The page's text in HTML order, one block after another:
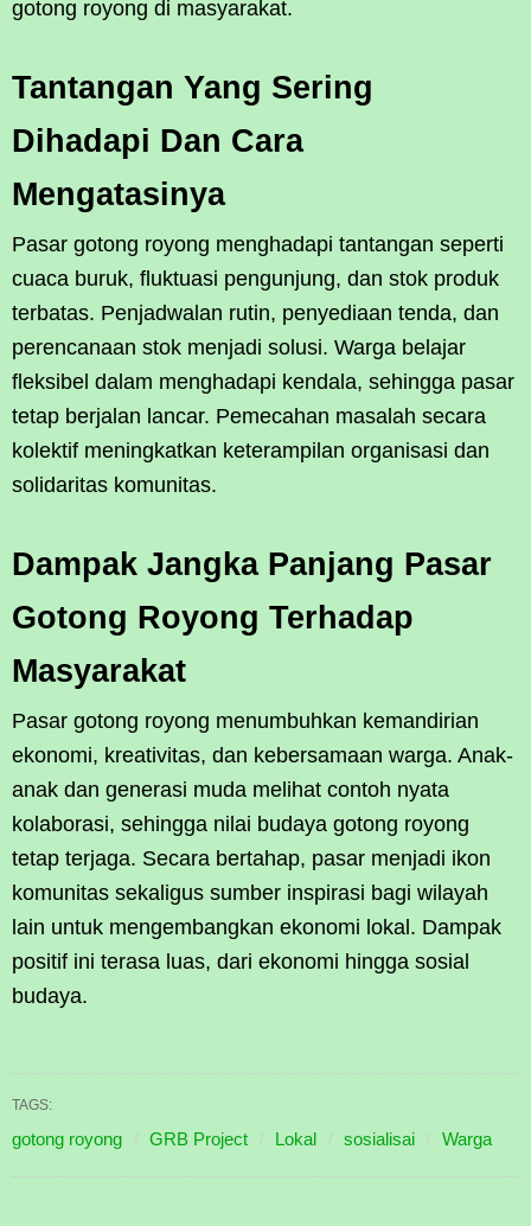
gotong royong di masyarakat.
Tantangan Yang Sering
Dihadapi Dan Cara
Mengatasinya
Pasar gotong royong menghadapi tantangan seperti
cuaca buruk, fluktuasi pengunjung, dan stok produk
terbatas. Penjadwalan rutin, penyediaan tenda, dan
perencanaan stok menjadi solusi. Warga belajar
fleksibel dalam menghadapi kendala, sehingga pasar
tetap berjalan lancar. Pemecahan masalah secara
kolektif meningkatkan keterampilan organisasi dan
solidaritas komunitas.
Dampak Jangka Panjang Pasar
Gotong Royong Terhadap
Masyarakat
Pasar gotong royong menumbuhkan kemandirian
ekonomi, kreativitas, dan kebersamaan warga. Anak-
anak dan generasi muda melihat contoh nyata
kolaborasi, sehingga nilai budaya gotong royong
tetap terjaga. Secara bertahap, pasar menjadi ikon
komunitas sekaligus sumber inspirasi bagi wilayah
lain untuk mengembangkan ekonomi lokal. Dampak
positif ini terasa luas, dari ekonomi hingga sosial
budaya.
TAGS:
gotong royong GRB Project Lokal sosialisai Warga